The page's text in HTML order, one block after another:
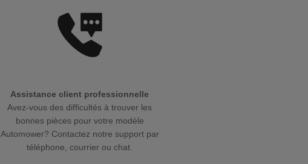
Assistance client professionnelle
Avez-vous des difficultés à trouver les
bonnes pièces pour votre modèle
Automower? Contactez notre support par
téléphone, courrier ou chat.